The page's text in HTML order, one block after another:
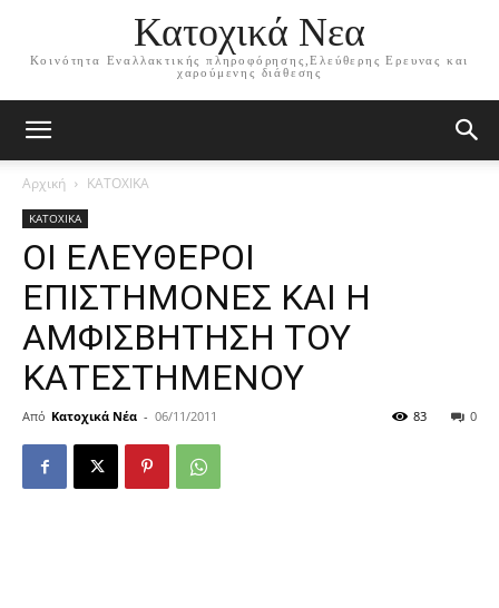
Κατοχικά Νεα
Κοινότητα Εναλλακτικής πληροφόρησης,Ελεύθερης Ερευνας και
χαρούμενης διάθεσης
Αρχική ΚΑΤΟΧΙΚΑ
ΚΑΤΟΧΙΚΑ
ΟΙ ΕΛΕΥΘΕΡΟΙ
ΕΠΙΣΤΗΜΟΝΕΣ ΚΑΙ Η
ΑΜΦΙΣΒΗΤΗΣΗ ΤΟΥ
ΚΑΤΕΣΤΗΜΕΝΟΥ
Από Κατοχικά Νέα - 06/11/2011 0
83